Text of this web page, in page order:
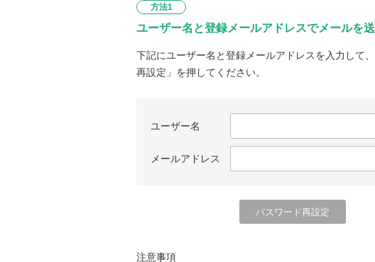
方法1
ユーザー名と登録メールアドレスでメールを
下記にユーザー名と登録メールアドレスを入力して
再設定」を押してください。
ユーザー名
メールアドレス
注意事項